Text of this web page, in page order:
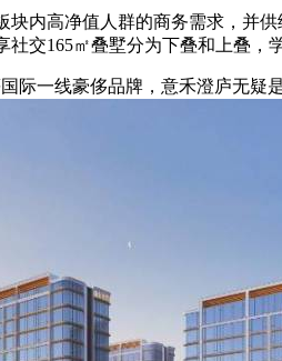
高净值人群的商务需求，并供
交165㎡叠墅分为下叠和上叠，
一线豪侈品牌，意禾澄庐无疑